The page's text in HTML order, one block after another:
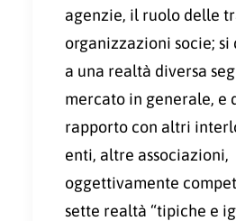
agenzie, il ruolo delle
organizzazioni socie;
a una realtà diversa
mercato in generale, e
rapporto con altri
enti, altre associazioni,
oggettivamente
sette realtà “tipiche e